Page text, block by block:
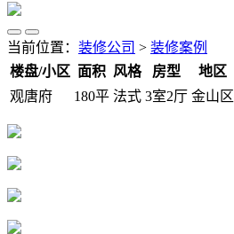
当前位置： 装修公司 > 装修案例
楼盘/小区 面积 风格 房型
地区
观唐府
180平 法式 3室2厅 金山区